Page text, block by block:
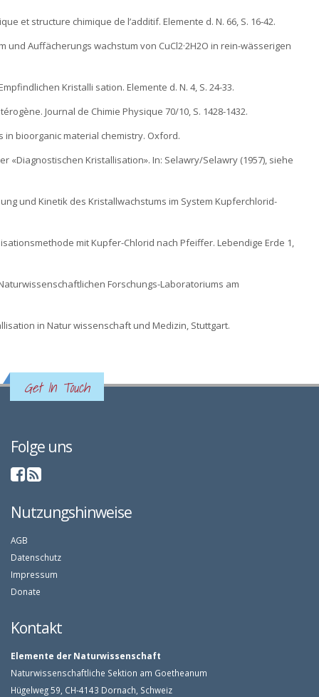
et structure chimique de l’additif. Elemente d. N. 66, S. 16-42.
und Auffächerungs wachstum von CuCl2·2H2O in rein-wässerigen
Kristalli sation. Elemente d. N. 4, S. 24-33.
Journal de Chimie Physique 70/10, S. 1428-1432.
in bioorganic material chemistry. Oxford.
«Diagnostischen Kristallisation». In: Selawry/Selawry (1957), siehe
und Kinetik des Kristallwachstums im System Kupferchlorid-
mit Kupfer-Chlorid nach Pfeiffer. Lebendige Erde 1,
Forschungs-Laboratoriums am
in Natur wissenschaft und Medizin, Stuttgart.
Get In Touch
Folge uns
Nutzungshinweise
AGB
Datenschutz
Impressum
Donate
Kontakt
Elemente der Naturwissenschaft
Naturwissenschaftliche Sektion am Goetheanum
Hügelweg 59, CH-4143 Dornach, Schweiz